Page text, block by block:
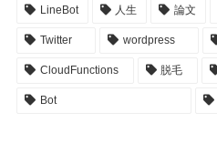
LineBot 人生 論文
Twitter wordpress
CloudFunctions 脱毛
Bot